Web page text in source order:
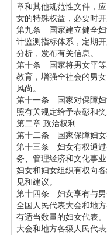
章和其他规范性文件，
女的特殊权益，必要时开
第九条 国家建立健全妇
计监测指标体系，定期
分析，发布有关信息。
第十条 国家将男女平等
教育，增强全社会的男
风尚。
第十一条 国家对保障妇
照有关规定给予表彰和
第二章 政治权利
第十二条 国家保障妇女
第十三条 妇女有权通过
务、管理经济和文化事业
妇女和妇女组织有权向
见和建议。
第十四条 妇女享有与男
全国人民代表大会和地
有适当数量的妇女代表
大会和地方各级人民代